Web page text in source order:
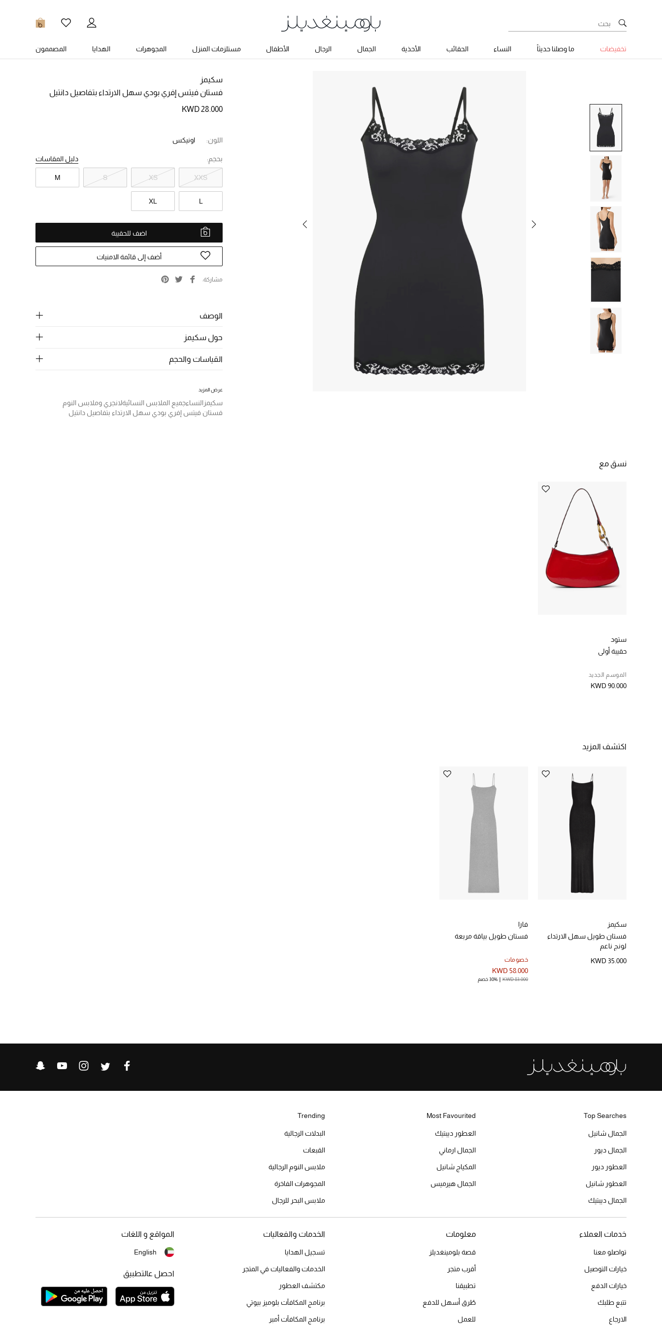
0
تخفيضات ما وصلنا حديثاً النساء الحقائب الأحذية الجمال الرجال الأطفال مستلزمات المنزل المجوهرات الهدايا المصممون
سكيمز
فستان فيتس إفري بودي سهل الارتداء بتفاصيل دانتيل
KWD 28.000
اللون: اونيكس
بحجم: دليل المقاسات
XXS
XS
S
M
L
XL
اضف للحقيبة
أضف إلى قائمة الامنيات
مشاركة
الوصف
حول سكيمز
القياسات والحجم
عرض المزيد
سكيمز النساءجميع الملابس النسائيةلانجري وملابس النوم
فستان فيتس إفري بودي سهل الارتداء بتفاصيل دانتيل
نسق مع
ستود
حقيبة أولي
الموسم الجديد
KWD 90.000
اكتشف المزيد
سكيمز
فستان طويل سهل الارتداء
لونج ناعم
KWD 35.000
فارا
فستان طويل بياقة مربعة
خصومات
KWD 58.000
KWD 83.000 30% خصم
Top Searches
الجمال شانيل
الجمال ديور
العطور ديور
العطور شانيل
الجمال ديبتيك
Most Favourited
العطور ديبتيك
الجمال ارماني
المكياج شانيل
الجمال هيرميس
Trending
البدلات الرجالية
القبعات
ملابس النوم الرجالية
المجوهرات الفاخرة
ملابس البحر للرجال
خدمات العملاء
تواصلو معنا
خيارات التوصيل
خيارات الدفع
تتبع طلبك
الارجاع
معلومات
قصة بلومينغديلز
أقرب متجر
تطبيقنا
طُرق أسهل للدفع
للعمل
الخدمات والفعاليات
تسجيل الهدايا
الخدمات والفعاليات في المتجر
مكتشف العطور
برنامج المكافآت بلوميز بيوتي
برنامج المكافآت أمبر
المواقع و اللغات
English
احصل عالتطبيق